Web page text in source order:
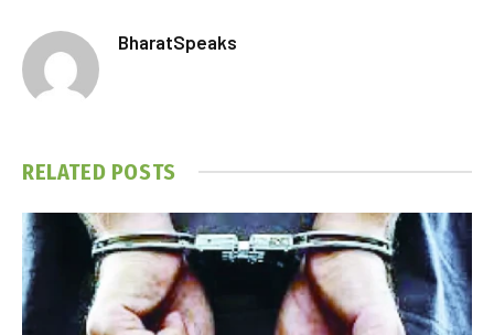
BharatSpeaks
RELATED POSTS